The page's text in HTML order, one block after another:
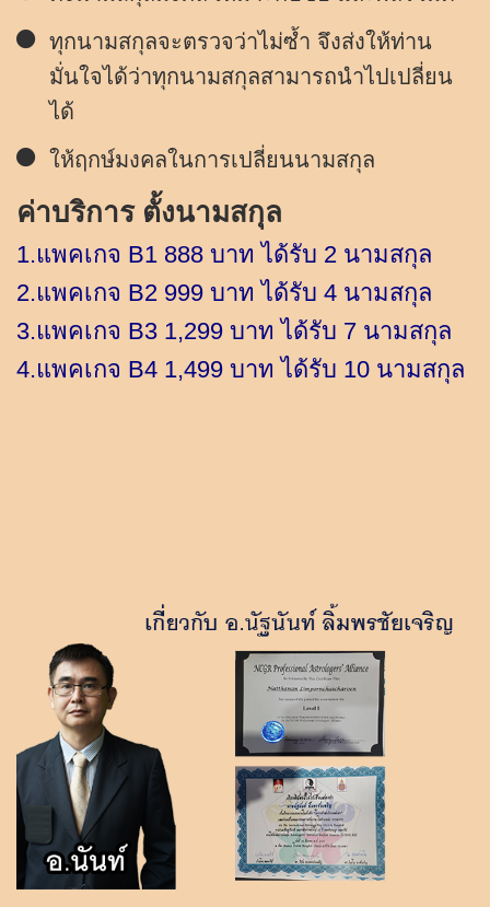
ทุกนามสกุลจะตรวจว่าไม่ซ้ำ จึงส่งให้ท่าน
มั่นใจได้ว่าทุกนามสกุลสามารถนำไปเปลี่ยน
ได้
ให้ฤกษ์มงคลในการเปลี่ยนนามสกุล
ค่าบริการ ตั้งนามสกุล
1.แพคเกจ B1 888 บาท ได้รับ 2 นามสกุล
2.แพคเกจ B2 999 บาท ได้รับ 4 นามสกุล
3.แพคเกจ B3 1,299 บาท ได้รับ 7 นามสกุล
4.แพคเกจ B4 1,499 บาท ได้รับ 10 นามสกุล